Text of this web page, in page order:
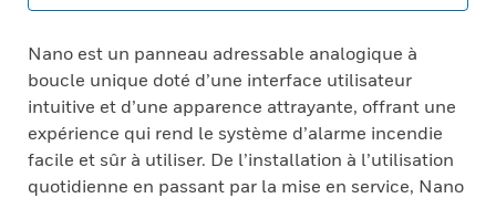
Nano est un panneau adressable analogique à
boucle unique doté d’une interface utilisateur
intuitive et d’une apparence attrayante, offrant une
expérience qui rend le système d’alarme incendie
facile et sûr à utiliser. De l’installation à l’utilisation
quotidienne en passant par la mise en service, Nano